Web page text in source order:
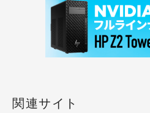
関連サイト